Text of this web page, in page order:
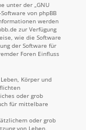
unter der „GNU
von phpBB
werden
zur Verfügung
wie die Software
der Software für
Foren Einfluss
Körper und
oder grob
für mittelbare
oder grob
von Leben,